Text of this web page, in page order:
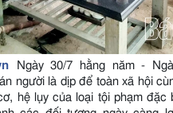
Ngày 30/7 hằng năm -
người là dịp để toàn xã hội
hệ lụy của loại tội phạm đặc